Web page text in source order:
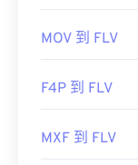
MOV 到 FLV
F4P 到 FLV
MXF 到 FLV